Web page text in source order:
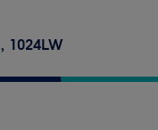
, 1024LW